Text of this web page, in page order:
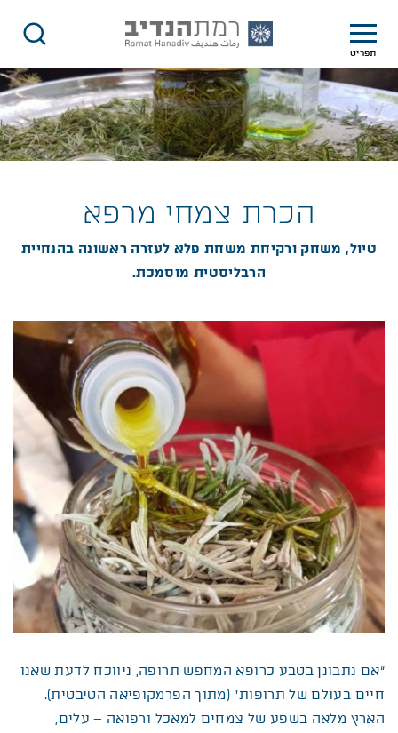
תפריט
הכרת צמחי מרפא
טיול, משחק ורקיחת משחת פלא לעזרה ראשונה בהנחיית
הרבליסטית מוסמכת.
“אם נתבונן בטבע כרופא המחפש תרופה, ניווכח לדעת שאנו
חיים בעולם של תרופות” (מתוך הפרמקופיאה הטיבטית).
הארץ מלאה בשפע של צמחים למאכל ורפואה – עלים,